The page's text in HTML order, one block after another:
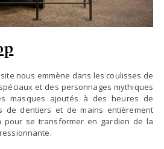
nous emmène dans les coulisses de
et des personnages mythiques
masques ajoutés à des heures de
de dentiers et de mains entièrement
pour se transformer en gardien de la